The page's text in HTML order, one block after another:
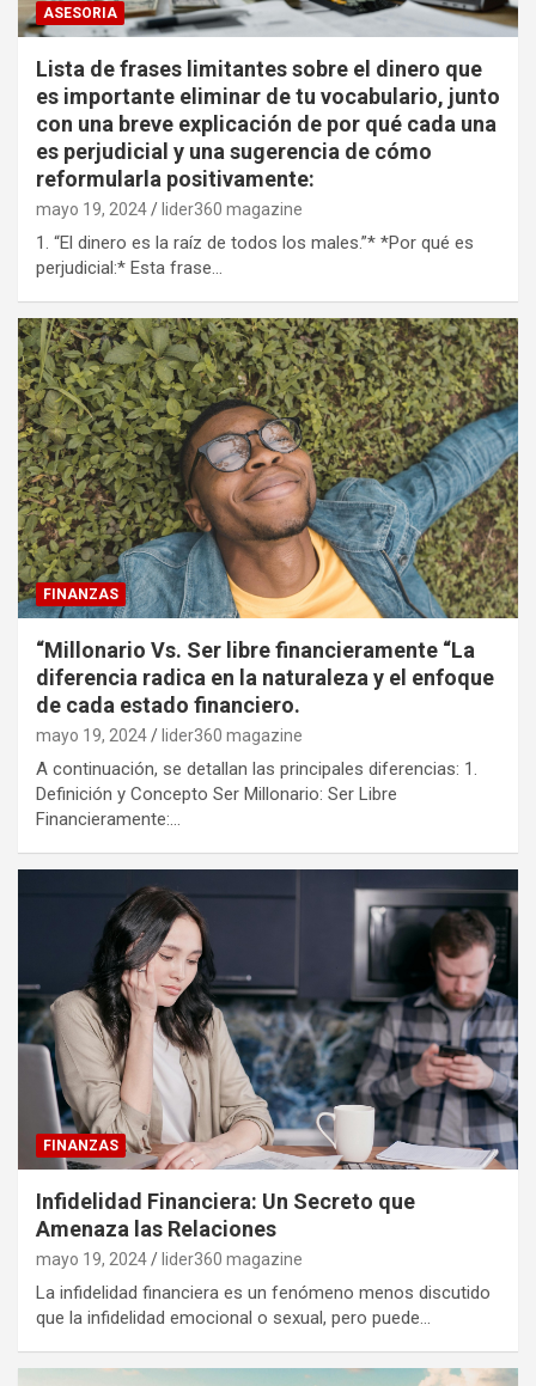
ASESORIA
Lista de frases limitantes sobre el dinero que
es importante eliminar de tu vocabulario, junto
con una breve explicación de por qué cada una
es perjudicial y una sugerencia de cómo
reformularla positivamente:
mayo 19, 2024 lider360 magazine
1. “El dinero es la raíz de todos los males.”* *Por qué es
perjudicial:* Esta frase…
FINANZAS
“Millonario Vs. Ser libre financieramente “La
diferencia radica en la naturaleza y el enfoque
de cada estado financiero.
mayo 19, 2024 lider360 magazine
A continuación, se detallan las principales diferencias: 1.
Definición y Concepto Ser Millonario: Ser Libre
Financieramente:…
FINANZAS
Infidelidad Financiera: Un Secreto que
Amenaza las Relaciones
mayo 19, 2024 lider360 magazine
La infidelidad financiera es un fenómeno menos discutido
que la infidelidad emocional o sexual, pero puede…